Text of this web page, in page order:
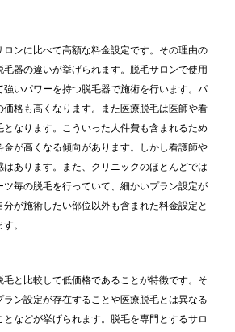
ロンに比べて高額な料金設定です。その理由の
器の違いが挙げられます。脱毛サロンで使用
強いパワーを持つ脱毛器で施術を行います。パ
価格も高くなります。また医療脱毛は医師や看
なります。こういった人件費も含まれるため
金が高くなる傾向があります。しかし看護師や
はあります。また、クリニックのほとんどでは
ツ毎の脱毛を行っていて、細かいプラン設定が
が施術したい部位以外も含まれた料金設定と
。
毛と比較して低価格であることが特徴です。そ
ン設定が存在することや医療脱毛とは異なる
となどが挙げられます。脱毛を専門とするサロ